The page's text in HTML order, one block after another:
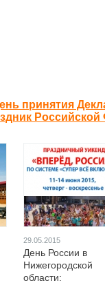
принятия
29.05.2015
День России в
Нижегородской
области: